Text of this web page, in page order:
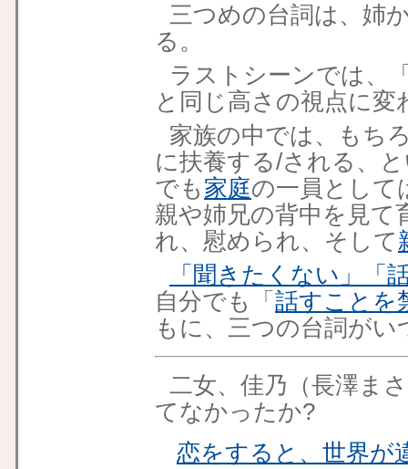
三つめの台詞は、姉
る。
ラストシーンでは、
と同じ高さの視点に変
家族の中では、もち
に扶養する/される、
でも 家庭の一員として
親や姉兄の背中を見て
れ、慰められ、そして
「聞きたくない」「
自分でも「 話すことを
もに、三つの台詞が
二女、佳乃（長澤ま
てなかったか?
恋をすると、世界が